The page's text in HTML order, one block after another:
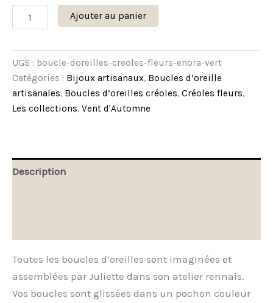
Ajouter au panier
UGS : boucle-doreilles-creoles-fleurs-enora-vert
Catégories : Bijoux artisanaux, Boucles d’oreille
artisanales, Boucles d’oreilles créoles, Créoles fleurs,
Les collections, Vent d'Automne
Description
Toutes les boucles d’oreilles sont imaginées et
assemblées par Juliette dans son atelier rennais.
Vos boucles sont glissées dans un pochon couleur